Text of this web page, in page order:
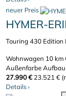
neuer Preis
HYMER-
Touring 430 Edition
Wohnwagen 10 km
Außenfarbe
27.990 € 23.521 €
Details›